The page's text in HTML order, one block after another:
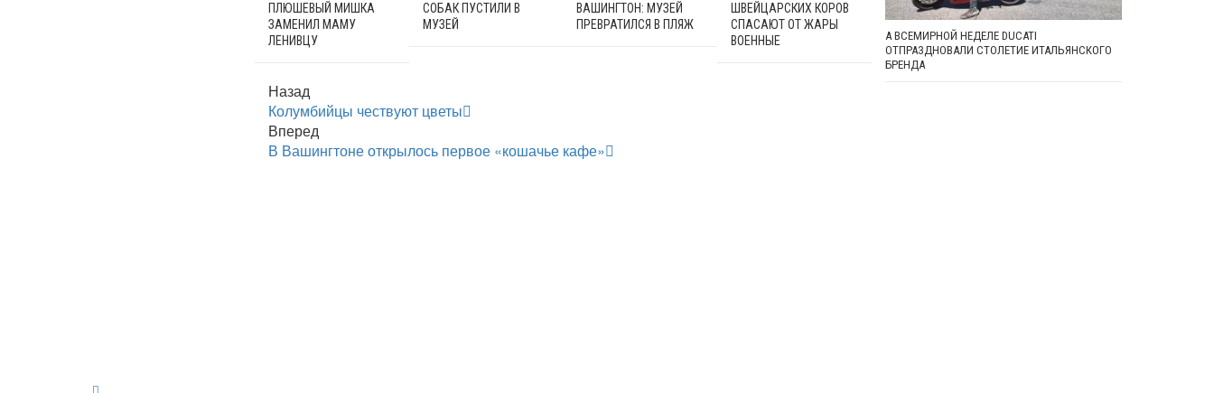
ПЛЮШЕВЫЙ МИШКА
ЗАМЕНИЛ МАМУ
ЛЕНИВЦУ
СОБАК ПУСТИЛИ В
МУЗЕЙ
ВАШИНГТОН: МУЗЕЙ
ПРЕВРАТИЛСЯ В ПЛЯЖ
ШВЕЙЦАРСКИХ КОРОВ
СПАСАЮТ ОТ ЖАРЫ
ВОЕННЫЕ
Назад
Колумбийцы чествуют цветы
Вперед
В Вашингтоне открылось первое «кошачье кафе»
А ВСЕМИРНОЙ НЕДЕЛЕ DUCATI
ОТПРАЗДНОВАЛИ СТОЛЕТИЕ ИТАЛЬЯНСКОГО
БРЕНДА